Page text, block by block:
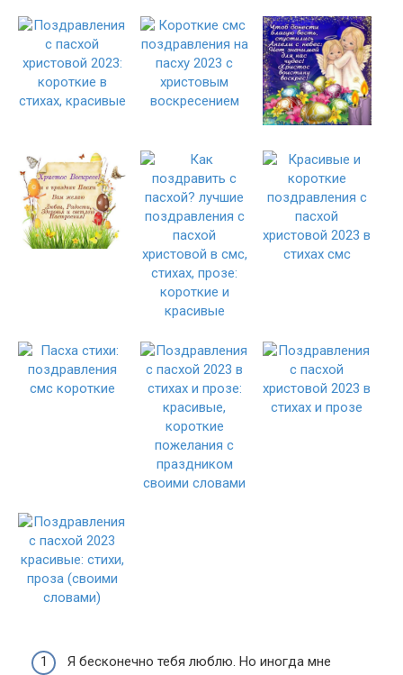
Я бесконечно тебя люблю. Но иногда мне